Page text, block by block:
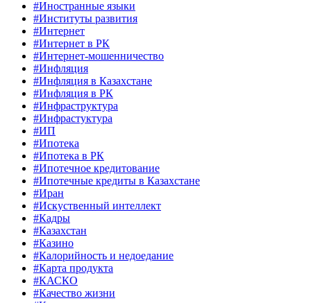
#Иностранные языки
#Институты развития
#Интернет
#Интернет в РК
#Интернет-мошенничество
#Инфляция
#Инфляция в Казахстане
#Инфляция в РК
#Инфраструктура
#Инфрастуктура
#ИП
#Ипотека
#Ипотека в РК
#Ипотечное кредитование
#Ипотечные кредиты в Казахстане
#Иран
#Искуственный интеллект
#Кадры
#Казахстан
#Казино
#Калорийность и недоедание
#Карта продукта
#КАСКО
#Качество жизни